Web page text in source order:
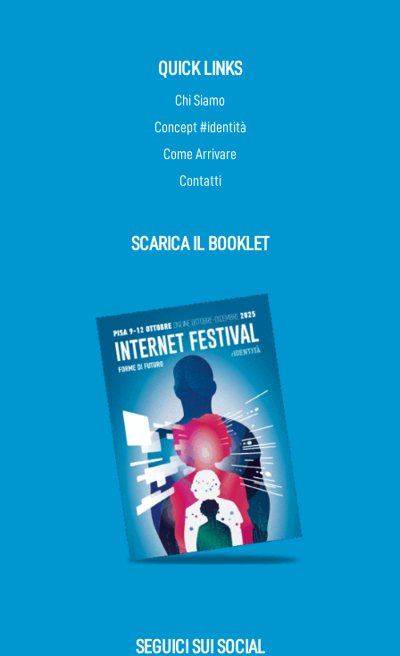
QUICK LINKS
Chi Siamo
Concept #identità
Come Arrivare
Contatti
SCARICA IL BOOKLET
SEGUICI SUI SOCIAL